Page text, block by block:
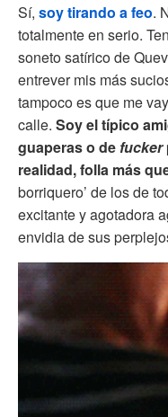
Sí, soy tirando a feo.
totalmente en serio.
soneto satírico de
entrever mis más
tampoco es que me
calle. Soy el típico
guaperas o de fucker
realidad, folla más
borriquero’ de los de
excitante y agotadora
envidia de sus